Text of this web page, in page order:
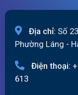
Địa chỉ: Số
Phường Láng -
Điện thoại:
613